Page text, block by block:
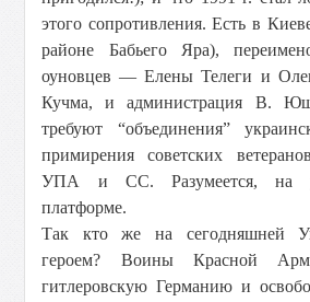
этого сопротивления. Есть в
районе Бабьего Яра),
оуновцев — Елены Телеги и
Кучма, и администрация В.
требуют “объединения”
примирения советских
УПА и СС. Разумеется, на
платформе.
Так кто же на сегодняшней
героем? Воины Красной
гитлеровскую Германию и